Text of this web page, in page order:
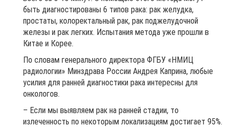
быть диагностированы 6 типов рака: рак желудка,
простаты, колоректальный рак, рак поджелудочной
железы и рак легких. Испытания метода уже прошли в
Китае и Корее.
По словам генерального директора ФГБУ «НМИЦ
радиологии» Минздрава России Андрея Каприна, любые
усилия для ранней диагностики рака интересны для
онкологов.
– Если мы выявляем рак на ранней стадии, то
излеченность по некоторым локализациям достигает 95%.